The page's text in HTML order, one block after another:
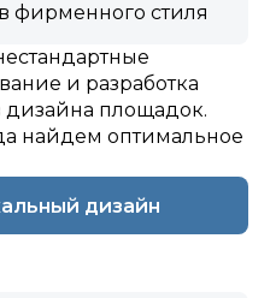
фирменного стиля
и разработка
дизайна площадок.
найдем оптимальное
дизайн